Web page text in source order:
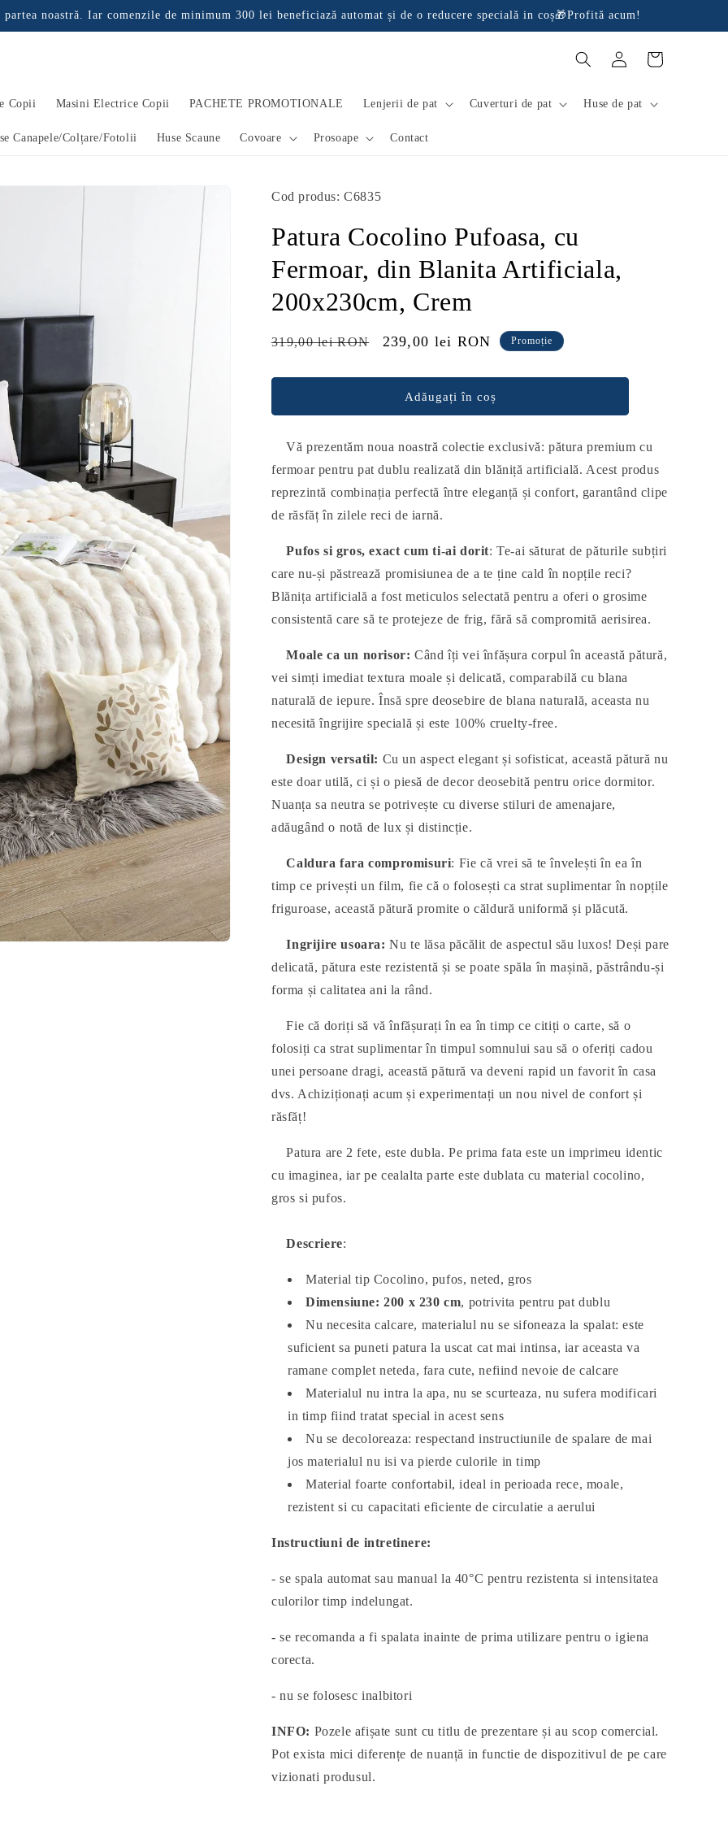
noastră. Iar comenzile de minimum 300 lei beneficiază automat și de o reducere specială in coș🎁Profită acum!
Copii Masini Electrice Copii PACHETE PROMOTIONALE Lenjerii de pat Cuverturi de pat Huse de pat
Canapele/Colțare/Fotolii Huse Scaune Covoare Prosoape Contact
Conectați-
Coș
Cod produs: C6835
Patura Cocolino Pufoasa, cu
Fermoar, din Blanita Artificiala,
200x230cm, Crem
Preț
319,00 lei RON
Preț
239,00 lei RON Promoție
Adăugați în coș
Vă prezentăm noua noastră colectie exclusivă: pătura premium cu
fermoar pentru pat dublu realizată din blăniță artificială. Acest produs
reprezintă combinația perfectă între eleganță și confort, garantând clipe
de răsfăț în zilele reci de iarnă.
Pufos si gros, exact cum ti-ai dorit: Te-ai săturat de păturile subțiri
care nu-și păstrează promisiunea de a te ține cald în nopțile reci?
Blănița artificială a fost meticulos selectată pentru a oferi o grosime
consistentă care să te protejeze de frig, fără să compromită aerisirea.
Moale ca un norisor: Când îți vei înfășura corpul în această pătură,
vei simți imediat textura moale și delicată, comparabilă cu blana
naturală de iepure. Însă spre deosebire de blana naturală, aceasta nu
necesită îngrijire specială și este 100% cruelty-free.
Design versatil: Cu un aspect elegant și sofisticat, această pătură nu
este doar utilă, ci și o piesă de decor deosebită pentru orice dormitor.
Nuanța sa neutra se potrivește cu diverse stiluri de amenajare,
adăugând o notă de lux și distincție.
Caldura fara compromisuri: Fie că vrei să te învelești în ea în
timp ce privești un film, fie că o folosești ca strat suplimentar în nopțile
friguroase, această pătură promite o căldură uniformă și plăcută.
Ingrijire usoara:Nu te lăsa păcălit de aspectul său luxos! Deși pare
delicată, pătura este rezistentă și se poate spăla în mașină, păstrându-și
forma și calitatea ani la rând.
Fie că doriți să vă înfășurați în ea în timp ce citiți o carte, să o
folosiți ca strat suplimentar în timpul somnului sau să o oferiți cadou
unei persoane dragi, această pătură va deveni rapid un favorit în casa
dvs. Achiziționați acum și experimentați un nou nivel de confort și
răsfăț!
Patura are 2 fete, este dubla. Pe prima fata este un imprimeu identic
cu imaginea, iar pe cealalta parte este dublata cu material cocolino,
gros si pufos.
Descriere:
Material tip Cocolino, pufos, neted, gros
Dimensiune: 200 x 230 cm, potrivita pentru pat dublu
Nu necesita calcare, materialul nu se sifoneaza la spalat: este
suficient sa puneti patura la uscat cat mai intinsa, iar aceasta va
ramane complet neteda, fara cute, nefiind nevoie de calcare
Materialul nu intra la apa, nu se scurteaza, nu sufera modificari
in timp fiind tratat special in acest sens
Nu se decoloreaza: respectand instructiunile de spalare de mai
jos materialul nu isi va pierde culorile in timp
Material foarte confortabil, ideal in perioada rece, moale,
rezistent si cu capacitati eficiente de circulatie a aerului
Instructiuni de intretinere:
- se spala automat sau manual la 40°C pentru rezistenta si intensitatea
culorilor timp indelungat.
- se recomanda a fi spalata inainte de prima utilizare pentru o igiena
corecta.
- nu se folosesc inalbitori
INFO: Pozele afișate sunt cu titlu de prezentare și au scop comercial.
Pot exista mici diferențe de nuanță in functie de dispozitivul de pe care
vizionati produsul.